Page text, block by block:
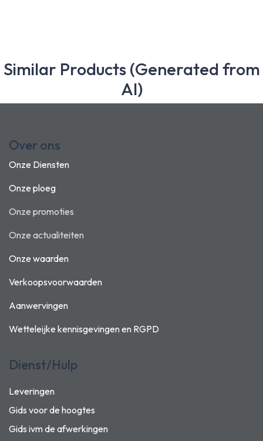
Similar Products (Generated from
AI)
Over ons
Onze Diensten
Onze ploeg
Onze promoties
Onze actualiteiten
Onze waarden
Verkoopsvoorwaarden
Aanwervingen
Wetteleijke kennisgevingen en RGPD
Dienst/Hulp
Leveringen
Gids voor de hoogtes
Gids ivm de afwerkingen